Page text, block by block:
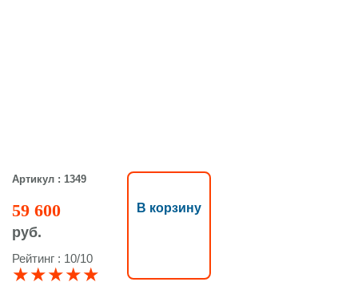
Артикул : 1349
59 600
руб.
Рейтинг : 10/10
★★★★★
В корзину